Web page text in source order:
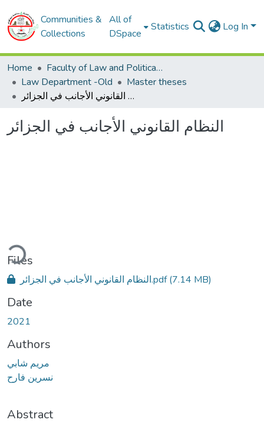
Communities &
Collections
All of
DSpace
Statistics Log In
Home
Faculty of Law and Political Sciences
Law Department -Old
Master theses
النظام القانوني الأجانب في الجزائر
النظام القانوني الأجانب في الجزائر
Files
النظام القانوني الأجانب في الجزائر.pdf(7.14 MB)
Date
2021
Authors
مريم شابي
نسرين فارح
Abstract